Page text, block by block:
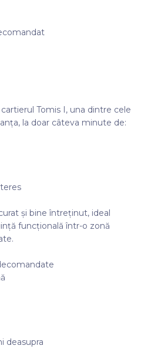
Tomis I, una dintre cele
la doar câteva minute de:
și bine întreținut, ideal
funcțională într-o zonă
deasupra